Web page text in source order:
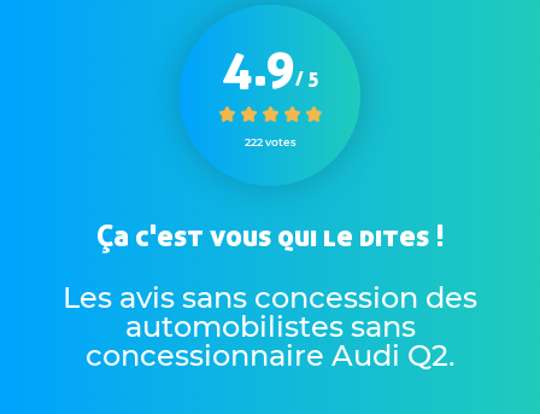
4.9/ 5
222 votes
Ça c'est vous qui le dites !
Les avis sans concession des
automobilistes sans
concessionnaire Audi Q2.